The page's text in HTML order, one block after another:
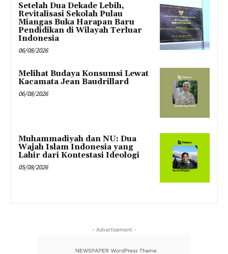
Setelah Dua Dekade Lebih,
Revitalisasi Sekolah Pulau
Miangas Buka Harapan Baru
Pendidikan di Wilayah Terluar
Indonesia
06/08/2026
Melihat Budaya Konsumsi Lewat
Kacamata Jean Baudrillard
06/08/2026
Muhammadiyah dan NU: Dua
Wajah Islam Indonesia yang
Lahir dari Kontestasi Ideologi
05/08/2026
- Advertisement -